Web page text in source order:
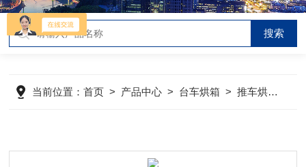
当前位置：首页 > 产品中心 > 台车烘箱 >推车烘箱